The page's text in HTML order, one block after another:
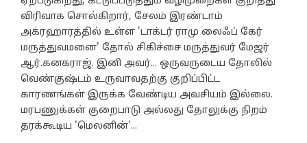
விரிவாக சொல்கிறார், சேலம் இரண்டாம்
அக்ரஹாரத்தில் உள்ள 'டாக்டர் ராமு லைஃப் கேர்
மருத்துவமனை' தோல் சிகிச்சை மருத்துவர் மேஜர்
ஆர்.கனகராஜ். இனி அவர்... ஒருவருடைய தோலில்
வெண்குஷ்டம் உருவாவதற்கு குறிப்பிட்ட
காரணங்கள் இருக்க வேண்டிய அவசியம் இல்லை.
மரபணுக்கள் குறைபாடு அல்லது தோலுக்கு நிறம்
தரக்கூடிய 'மெலனின்'...